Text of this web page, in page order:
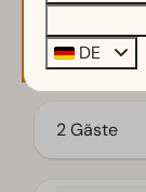
Kinderstuhl
Küche
2 Gäste
DE